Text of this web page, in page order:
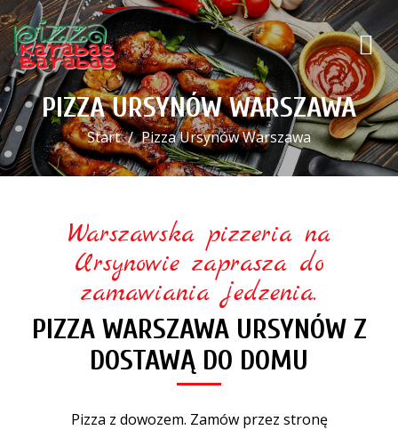
PIZZA URSYNÓW WARSZAWA
Start Pizza Ursynów Warszawa
Warszawska pizzeria na
Ursynowie zaprasza do
zamawiania jedzenia.
PIZZA WARSZAWA URSYNÓW Z
DOSTAWĄ DO DOMU
Pizza z dowozem. Zamów przez stronę